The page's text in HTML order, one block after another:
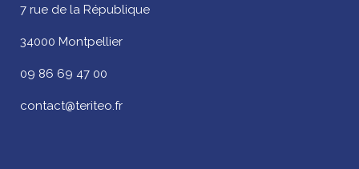
7 rue de la République
34000 Montpellier
09 86 69 47 00
contact@teriteo.fr